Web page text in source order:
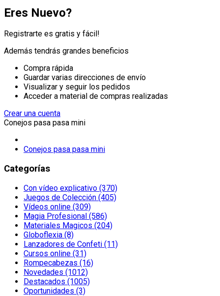
Eres Nuevo?
Registrarte es gratis y fácil!
Además tendrás grandes beneficios
Compra rápida
Guardar varias direcciones de envío
Visualizar y seguir los pedidos
Acceder a material de compras realizadas
Crear una cuenta
Conejos pasa pasa mini
Conejos pasa pasa mini
Categorías
Con vídeo explicativo (370)
Juegos de Colección (405)
Vídeos online (309)
Magia Profesional (586)
Materiales Magicos (204)
Globoflexia (8)
Lanzadores de Confeti (11)
Cursos online (31)
Rompecabezas (16)
Novedades (1012)
Destacados (1005)
Oportunidades (3)